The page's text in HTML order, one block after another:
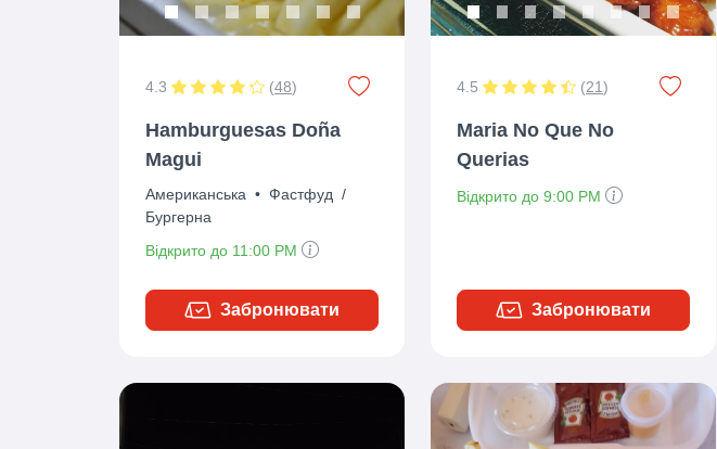
4.3 (48)
Hamburguesas Doña
Magui
Американська • Фастфуд /
Бургерна
Відкрито до 11:00 PM
Забронювати
4.5 (21)
Maria No Que No
Querias
Відкрито до 9:00 PM
Забронювати